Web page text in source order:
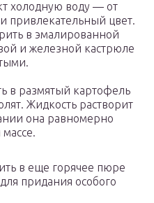
холодную воду — от
привлекательный цвет.
в эмалированной
и железной кастрюле
в размятый картофель
Жидкость растворит
она равномерно
в еще горячее пюре
придания особого